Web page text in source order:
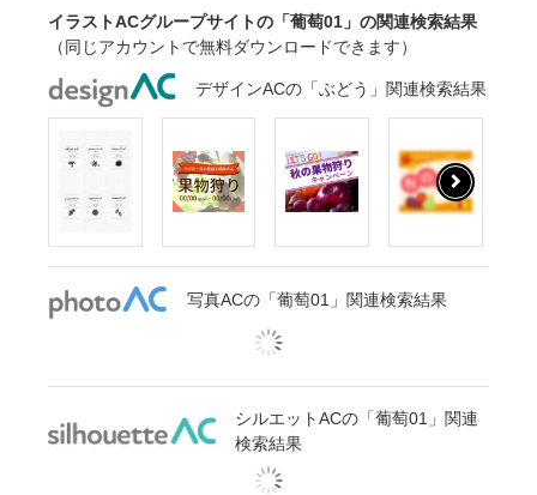
イラストACグループサイトの「葡萄01」の関連検索結果
（同じアカウントで無料ダウンロードできます）
デザインACの「ぶどう」関連検索結果
写真ACの「葡萄01」関連検索結果
シルエットACの「葡萄01」関連
検索結果